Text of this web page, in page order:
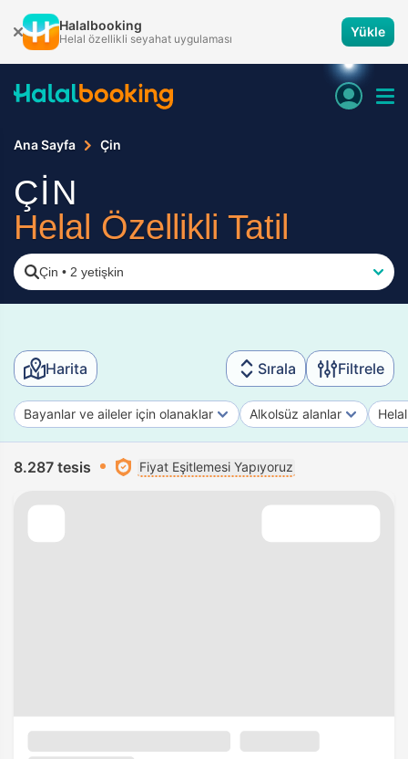
Halalbooking
Helal özellikli seyahat uygulaması Yükle
Ana Sayfa Çin
ÇİN
Helal Özellikli Tatil
Çin • 2 yetişkin
Harita Sırala Filtrele
Bayanlar ve aileler için olanaklar Alkolsüz alanlar
8.287 tesis Fiyat Eşitlemesi Yapıyoruz